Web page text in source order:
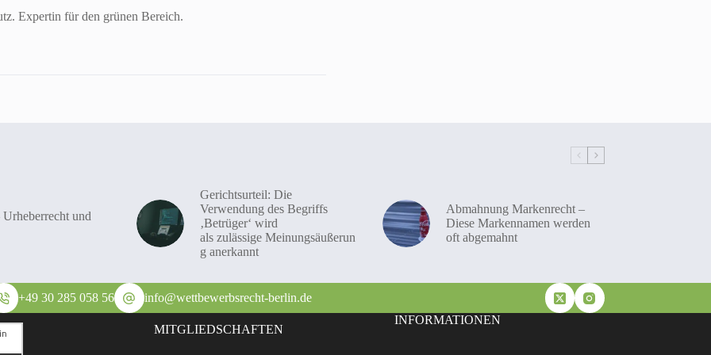
Expertin für den grünen Bereich.
und
Gerichtsurteil: Die
Verwendung des Begriffs
‚Betrüger‘ wird
als zulässige Meinungsäußerun
g anerkannt
Abmahnung Markenrecht –
Diese Markennamen werden
oft abgemahnt
+49 30 285 058 56 info@wettbewerbsrecht-berlin.de
MITGLIEDSCHAFTEN
INFORMATIONEN